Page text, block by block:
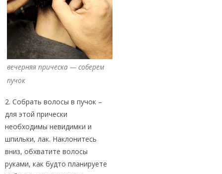
вечерняя прическа — соберем
пучок
2. Собрать волосы в пучок –
для этой прически
необходимы невидимки и
шпильки, лак. Наклонитесь
вниз, обхватите волосы
руками, как будто планируете